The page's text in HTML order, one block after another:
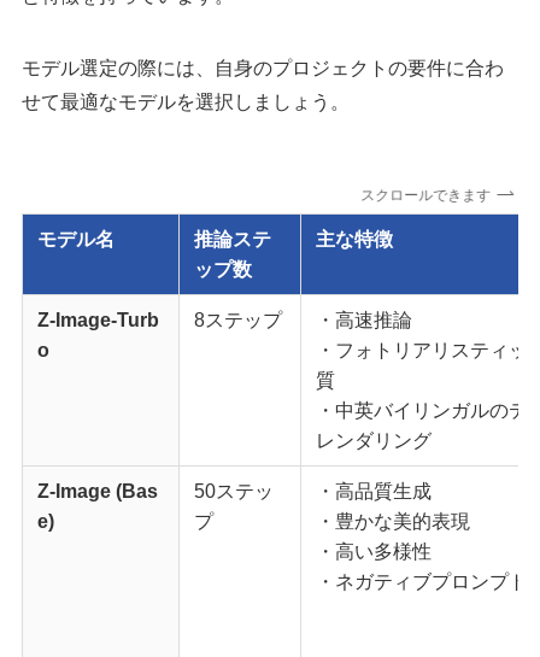
モデル選定の際には、自身のプロジェクトの要件に合わ
せて最適なモデルを選択しましょう。
スクロールできます
モデル名
推論ステ
ップ数
主な特徴
Z-Image-Turb
o
8ステップ
・高速推論
・フォトリアリスティッ
質
・中英バイリンガルのテ
レンダリング
Z-Image(Bas
e)
50ステッ
プ
・高品質生成
・豊かな美的表現
・高い多様性
・ネガティブプロンプト